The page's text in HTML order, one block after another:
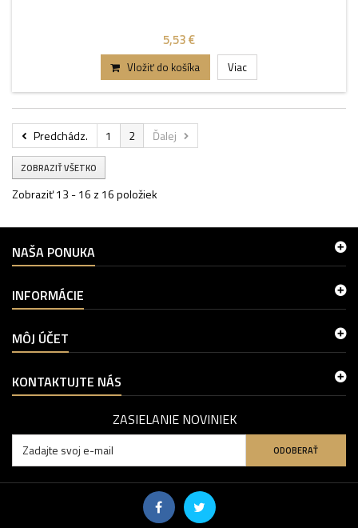
5,53 €
Vložiť do košíka Viac
Predchádz. 1 2 Ďalej
ZOBRAZIŤ VŠETKO
Zobraziť 13 - 16 z 16 položiek
NAŠA PONUKA
INFORMÁCIE
MÔJ ÚČET
KONTAKTUJTE NÁS
ZASIELANIE NOVINIEK
ODOBERAŤ